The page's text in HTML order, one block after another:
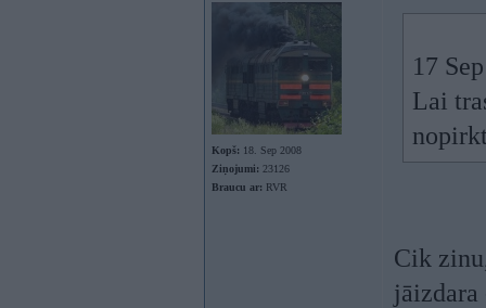
Kopš: 18. Sep 2008
Ziņojumi: 23126
Braucu ar: RVR
17
Lai
Cik
jāizdara